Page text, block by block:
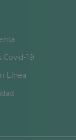
19
Línea